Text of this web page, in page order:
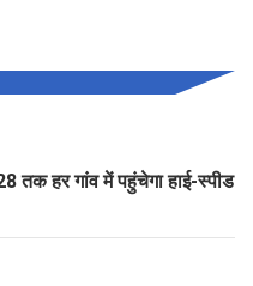
तक हर गांव में पहुंचेगा हाई-स्पीड